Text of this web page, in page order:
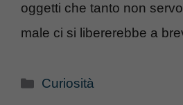
oggetti che tanto non
male ci si libererebbe a
Categorie
Curiosità